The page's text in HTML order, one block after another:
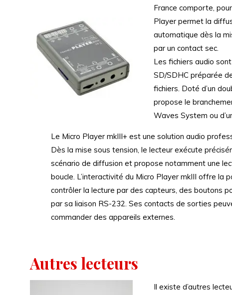
France comporte,
Player permet la
automatique dès la
par un contact sec.
Les fichiers audio
SD/SDHC préparée
fichiers. Doté d’un
propose le
Waves System ou
Le Micro Player mkIII+ est une solution audio
Dès la mise sous tension, le lecteur exécute
scénario de diffusion et propose notamment une
boucle. L’interactivité du Micro Player mkIII offre la
contrôler la lecture par des capteurs, des boutons
par sa liaison RS-232. Ses contacts de sorties
commander des appareils externes.
Autres lecteurs
Il existe d’autres